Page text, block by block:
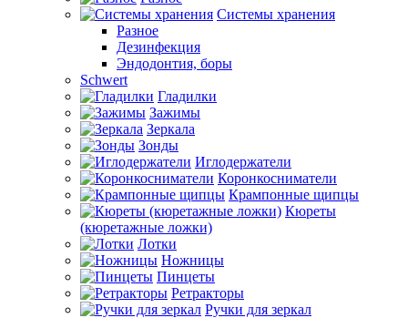
Системы хранения
Разное
Дезинфекция
Эндодонтия, боры
Schwert
Гладилки
Зажимы
Зеркала
Зонды
Иглодержатели
Коронкосниматели
Крампонные щипцы
Кюреты
(кюретажные ложки)
Лотки
Ножницы
Пинцеты
Ретракторы
Ручки для зеркал